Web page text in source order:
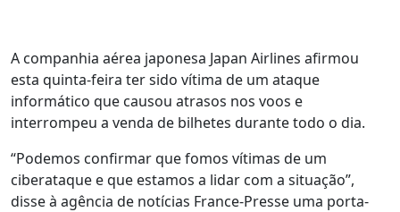
A companhia aérea japonesa Japan Airlines afirmou
esta quinta-feira ter sido vítima de um ataque
informático que causou atrasos nos voos e
interrompeu a venda de bilhetes durante todo o dia.
“Podemos confirmar que fomos vítimas de um
ciberataque e que estamos a lidar com a situação”,
disse à agência de notícias France-Presse uma porta-